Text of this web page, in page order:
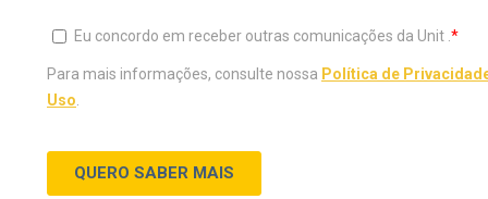
Vestibular Agendado
Traga sua nota do Enem
Teste de Aptidão
Graduação a distândia
Portador de Diploma